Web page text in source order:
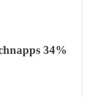
34%